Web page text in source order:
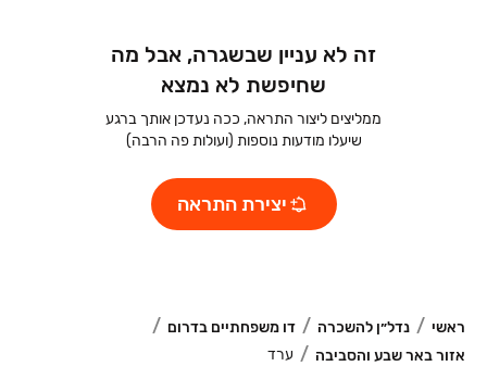
זה לא עניין שבשגרה, אבל מה
שחיפשת לא נמצא
ממליצים ליצור התראה, ככה נעדכן אותך ברגע
שיעלו מודעות נוספות (ועולות פה הרבה)
יצירת התראה
ראשי נדל״ן להשכרה
דו משפחתיים בדרום
אזור באר שבע והסביבה
ערד